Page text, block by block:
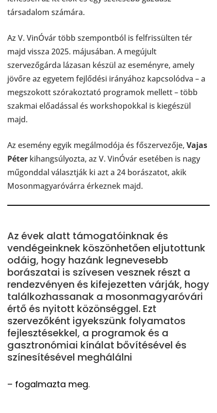
társadalom számára.
Az V. VinÓvár több szempontból is felfrissülten tér
majd vissza 2025. májusában. A megújult
szervezőgárda lázasan készül az eseményre, amely
jövőre az egyetem fejlődési irányához kapcsolódva – a
megszokott szórakoztató programok mellett – több
szakmai előadással és workshopokkal is kiegészül
majd.
Az esemény egyik megálmodója és főszervezője, Vajas
Péter kihangsúlyozta, az V. VinÓvár esetében is nagy
műgonddal választják ki azt a 24 borászatot, akik
Mosonmagyaróvárra érkeznek majd.
Az évek alatt támogatóinknak és
vendégeinknek köszönhetően eljutottunk
odáig, hogy hazánk legnevesebb
borászatai is szívesen vesznek részt a
rendezvényen és kifejezetten várják, hogy
találkozhassanak a mosonmagyaróvári
értő és nyitott közönséggel. Ezt
szervezőként igyekszünk folyamatos
fejlesztésekkel, a programok és a
gasztronómiai kínálat bővítésével és
színesítésével meghálálni
– fogalmazta meg.